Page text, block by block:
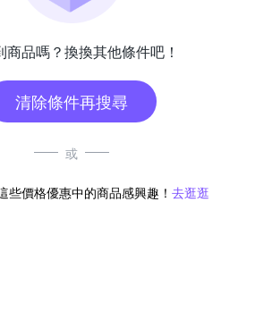
商品嗎？換換其他條件吧！
清除條件再搜尋
或
些價格優惠中的商品感興趣！ 去逛逛